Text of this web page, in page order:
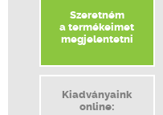
Szeretném
a termékeimet
megjelentetni
Kiadványaink
online: